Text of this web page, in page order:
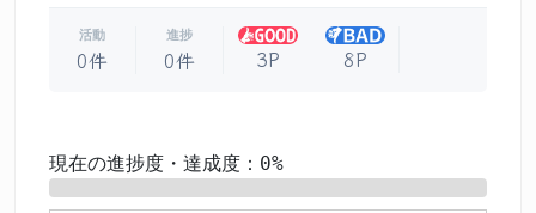
活動
0件
進捗
0件 3P 8P
現在の進捗度・達成度：0%